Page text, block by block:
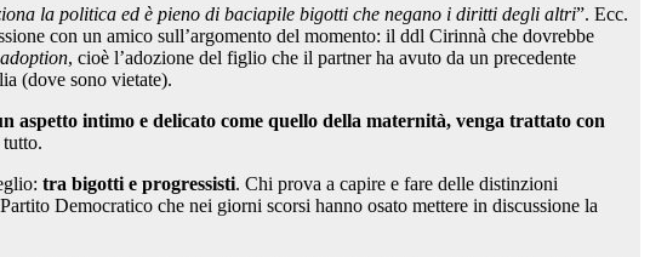
la politica ed è pieno di baciapile bigotti che negano i diritti degli altri”. Ecc.
con un amico sull’argomento del momento: il ddl Cirinnà che dovrebbe
, cioè l’adozione del figlio che il partner ha avuto da un precedente
(dove sono vietate).
aspetto intimo e delicato come quello della maternità, venga trattato con
tra bigotti e progressisti. Chi prova a capire e fare delle distinzioni
Democratico che nei giorni scorsi hanno osato mettere in discussione la